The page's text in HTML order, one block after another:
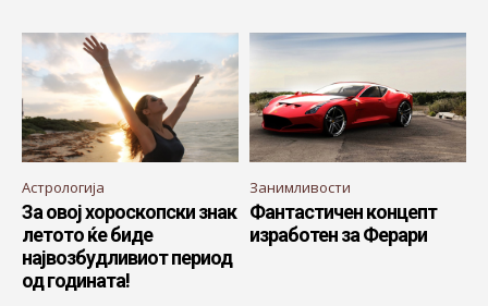
Астрологија
За овој хороскопски знак
летото ќе биде
највозбудливиот период
од годината!
Занимливости
Фантастичен концепт
изработен за Ферари